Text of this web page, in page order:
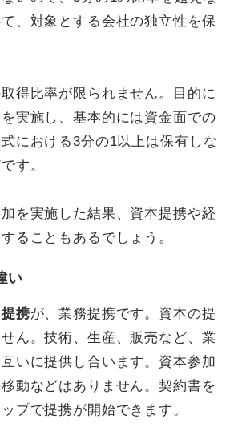
、対象とする会社の独立性を保
得比率が限られません。目的に
実施し、基本的には資金面での
における3分の1以上は保有しな
す。
を実施した結果、資本提携や経
ることもあるでしょう。
い
携が、業務提携です。資本の提
ん。技術、生産、販売など、業
いに提供し合います。資本参加
動などはありません。契約書を
プで提携が開始できます。